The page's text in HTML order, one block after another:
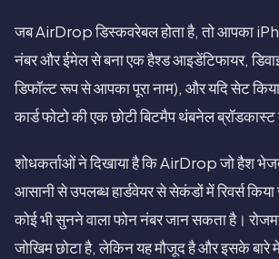
जब AirDrop डिस्कवरेबल होता है, तो आपका
नंबर और ईमेल से बना एक हैश्ड आइडेंटिफायर,
डिफॉल्ट रूप से आपका पूरा नाम), और यदि सेट
कार्ड फोटो की एक छोटी बिटमैप थंबनेल
शोधकर्ताओं ने दिखाया है कि AirDrop जो हैश
आसानी से उपलब्ध हार्डवेयर से सेकंडों में रिवर्स
कोई भी सुनने वाला फोन नंबर जान सकता है।
जोखिम छोटा है, लेकिन यह मौजूद है और इसके बारे